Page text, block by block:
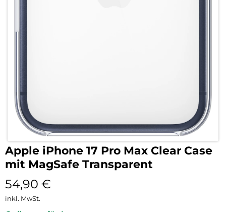
Apple iPhone 17 Pro Max Clear Case
mit MagSafe Transparent
54,90 €
inkl. MwSt.